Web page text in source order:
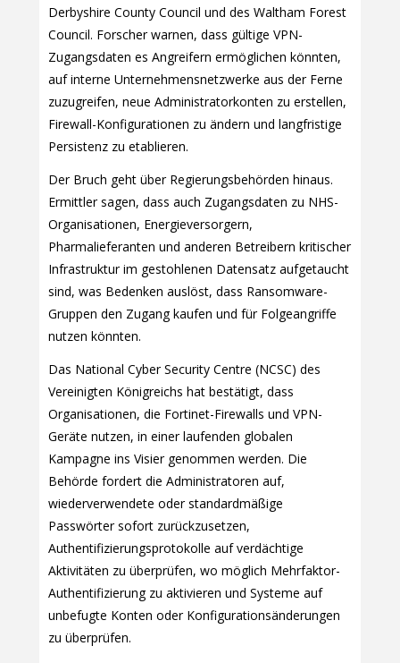
Derbyshire County Council und des Waltham Forest
Council. Forscher warnen, dass gültige VPN-
Zugangsdaten es Angreifern ermöglichen könnten,
auf interne Unternehmensnetzwerke aus der Ferne
zuzugreifen, neue Administratorkonten zu erstellen,
Firewall-Konfigurationen zu ändern und langfristige
Persistenz zu etablieren.
Der Bruch geht über Regierungsbehörden hinaus.
Ermittler sagen, dass auch Zugangsdaten zu NHS-
Organisationen, Energieversorgern,
Pharmalieferanten und anderen Betreibern kritischer
Infrastruktur im gestohlenen Datensatz aufgetaucht
sind, was Bedenken auslöst, dass Ransomware-
Gruppen den Zugang kaufen und für Folgeangriffe
nutzen könnten.
Das National Cyber Security Centre (NCSC) des
Vereinigten Königreichs hat bestätigt, dass
Organisationen, die Fortinet-Firewalls und VPN-
Geräte nutzen, in einer laufenden globalen
Kampagne ins Visier genommen werden. Die
Behörde fordert die Administratoren auf,
wiederverwendete oder standardmäßige
Passwörter sofort zurückzusetzen,
Authentifizierungsprotokolle auf verdächtige
Aktivitäten zu überprüfen, wo möglich Mehrfaktor-
Authentifizierung zu aktivieren und Systeme auf
unbefugte Konten oder Konfigurationsänderungen
zu überprüfen.